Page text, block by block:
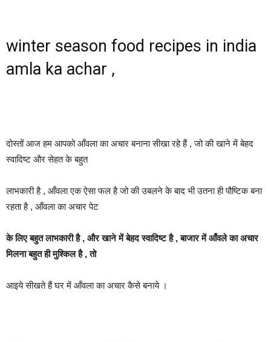
winter season food recipes in india
amla ka achar ,
दोस्तों आज हम आपको आँवला का अचार बनाना सीखा रहे हैं , जो की खाने में बेहद
स्वादिष्ट और सेहत के बहुत
लाभकारी है , आँवला एक ऐसा फल है जो की उबलने के बाद भी उतना ही पौष्टिक बना
रहता है , आँवला का अचार पेट
के लिए बहुत लाभकारी है , और खाने में बेहद स्वादिष्ट है , बाजार में आँवले का अचार
मिलना बहुत ही मुश्किल है , तो
आइये सीखते हैं घर में आँवला का अचार कैसे बनाये ।